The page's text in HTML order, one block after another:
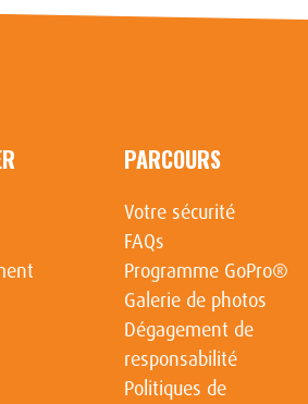
PARCOURS
Votre sécurité
FAQs
Programme GoPro®
Galerie de photos
Dégagement de
responsabilité
Politiques de